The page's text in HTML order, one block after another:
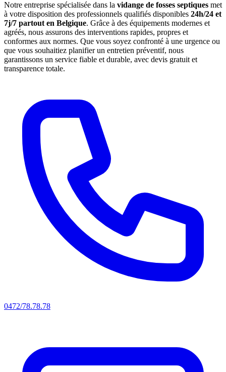
Notre entreprise spécialisée dans la vidange de fosses septiques met
à votre disposition des professionnels qualifiés disponibles 24h/24 et
7j/7 partout en Belgique. Grâce à des équipements modernes et
agréés, nous assurons des interventions rapides, propres et
conformes aux normes. Que vous soyez confronté à une urgence ou
que vous souhaitiez planifier un entretien préventif, nous
garantissons un service fiable et durable, avec devis gratuit et
transparence totale.
0472/78.78.78